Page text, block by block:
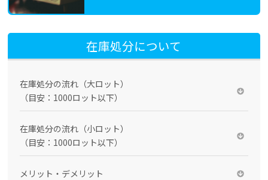
在庫処分について
在庫処分の流れ（大ロット）
（目安：1000ロット以下）
在庫処分の流れ（小ロット）
（目安：1000ロット以下）
メリット・デメリット